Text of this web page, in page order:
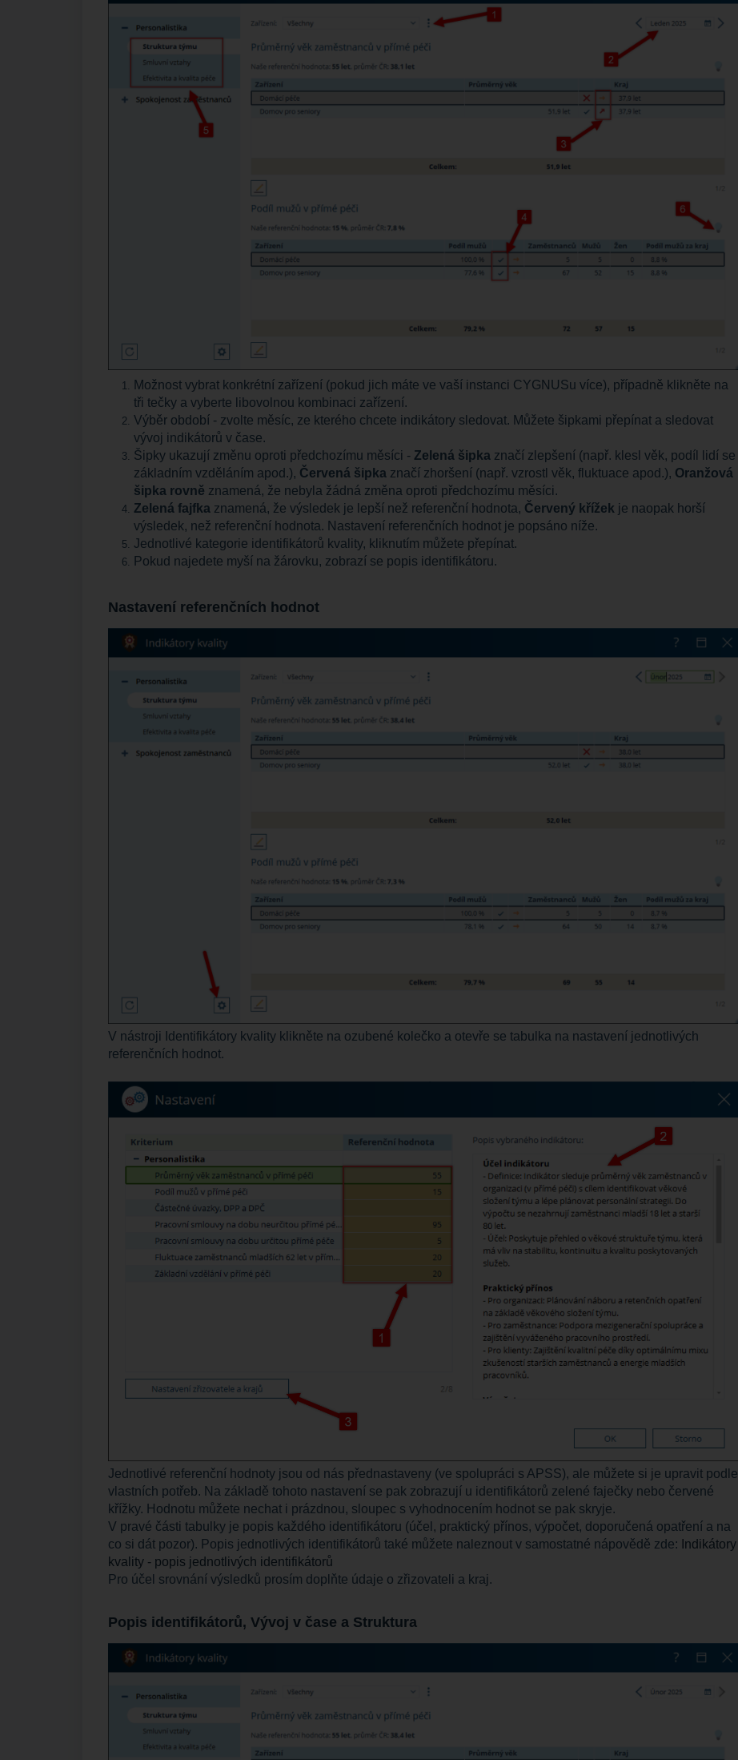
Možnost vybrat konkrétní zařízení (pokud jich máte ve vaší instanci CYGNUSu více), případně klikněte na
tři tečky a vyberte libovolnou kombinaci zařízení.
Výběr období - zvolte měsíc, ze kterého chcete indikátory sledovat. Můžete šipkami přepínat a sledovat
vývoj indikátorů v čase.
Šipky ukazují změnu oproti předchozímu měsíci - Zelená šipka značí zlepšení (např. klesl věk, podíl lidí se
základním vzděláním apod.), Červená šipka značí zhoršení (např. vzrostl věk, fluktuace apod.), Oranžová
šipka rovně znamená, že nebyla žádná změna oproti předchozímu měsíci.
Zelená fajfka znamená, že výsledek je lepší než referenční hodnota, Červený křížek je naopak horší
výsledek, než referenční hodnota. Nastavení referenčních hodnot je popsáno níže.
Jednotlivé kategorie identifikátorů kvality, kliknutím můžete přepínat.
Pokud najedete myší na žárovku, zobrazí se popis identifikátoru.
Nastavení referenčních hodnot
V nástroji Identifikátory kvality klikněte na ozubené kolečko a otevře se tabulka na nastavení jednotlivých
referenčních hodnot.
Jednotlivé referenční hodnoty jsou od nás přednastaveny (ve spolupráci s APSS), ale můžete si je upravit podle
vlastních potřeb. Na základě tohoto nastavení se pak zobrazují u identifikátorů zelené faječky nebo červené
křížky. Hodnotu můžete nechat i prázdnou, sloupec s vyhodnocením hodnot se pak skryje.
V pravé části tabulky je popis každého identifikátoru (účel, praktický přínos, výpočet, doporučená opatření a na
co si dát pozor). Popis jednotlivých identifikátorů také můžete naleznout v samostatné nápovědě zde: Indikátory
kvality - popis jednotlivých identifikátorů
Pro účel srovnání výsledků prosím doplňte údaje o zřizovateli a kraj.
Popis identifikátorů, Vývoj v čase a Struktura